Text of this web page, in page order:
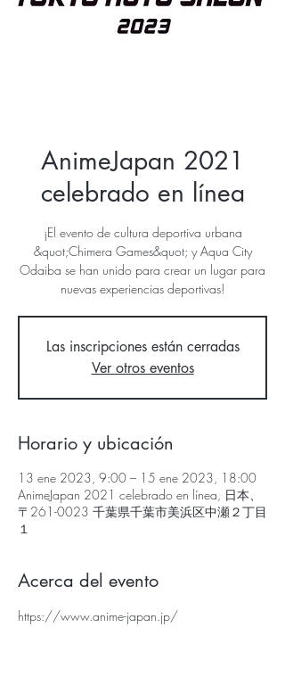
AnimeJapan 2021
celebrado en línea
¡El evento de cultura deportiva urbana
&quot;Chimera Games&quot; y Aqua City
Odaiba se han unido para crear un lugar para
nuevas experiencias deportivas!
Las inscripciones están cerradas
Ver otros eventos
Horario y ubicación
13 ene 2023, 9:00 – 15 ene 2023, 18:00
AnimeJapan 2021 celebrado en línea, 日本、
〒261-0023 千葉県千葉市美浜区中瀬２丁目
１
Acerca del evento
https://www.anime-japan.jp/